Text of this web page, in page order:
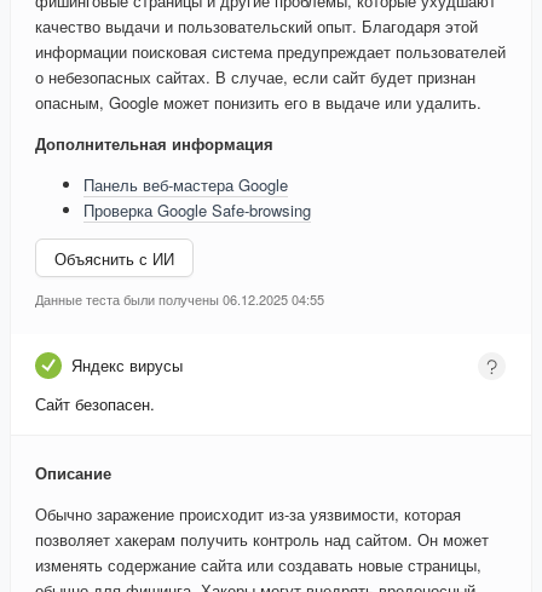
качество выдачи и пользовательский опыт. Благодаря этой
информации поисковая система предупреждает пользователей
о небезопасных сайтах. В случае, если сайт будет признан
опасным, Google может понизить его в выдаче или удалить.
Дополнительная информация
Панель веб-мастера Google
Проверка Google Safe-browsing
Объяснить с ИИ
Данные теста были получены 06.12.2025 04:55
Яндекс вирусы
Сайт безопасен.
Описание
Обычно заражение происходит из-за уязвимости, которая
позволяет хакерам получить контроль над сайтом. Он может
изменять содержание сайта или создавать новые страницы,